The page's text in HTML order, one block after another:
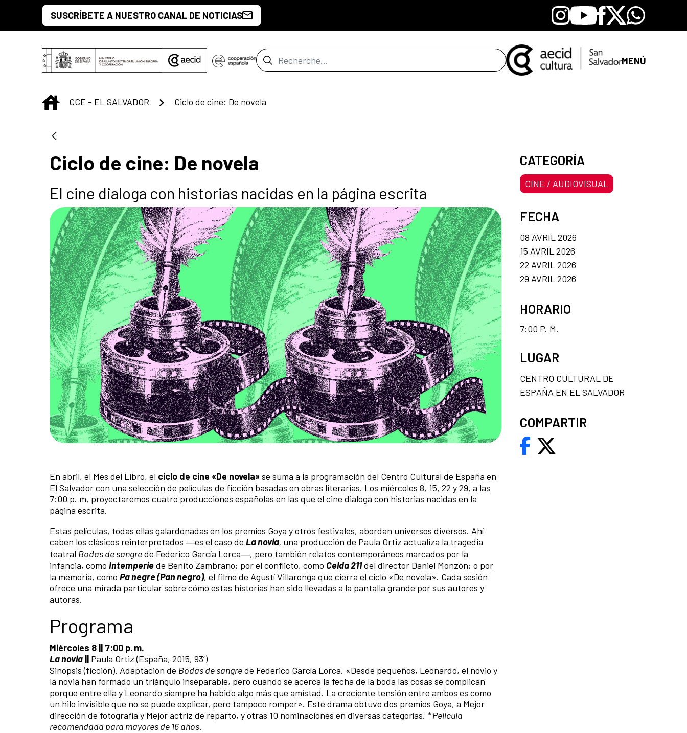
Saut au contenu principal
SUSCRÍBETE A NUESTRO CANAL DE NOTICIAS Instagram
YoutubeFacebook
X Whatsapp
Barre de recherche MENÚ
INICIO
CCE - EL SALVADOR Ciclo de cine: De novela
Ciclo de cine: De novela
El cine dialoga con historias nacidas en la página escrita
En abril, el Mes del Libro, el ciclo de cine «De novela»se suma a la programación del Centro Cultural de España en
El Salvador con una selección de películas de ficción basadas en obras literarias. Los miércoles 8, 15, 22 y 29, a las
7:00 p. m, proyectaremos cuatro producciones españolas en las que el cine dialoga con historias nacidas en la
página escrita.
Estas películas, todas ellas galardonadas en los premios Goya y otros festivales, abordan universos diversos. Ahí
caben los clásicos reinterpretados ―es el caso de La novia, una producción de Paula Ortiz actualiza la tragedia
teatral Bodas de sangrede Federico García Lorca―, pero también relatos contemporáneos marcados por la
infancia, como Intemperiede Benito Zambrano; por el conflicto, como Celda 211del director Daniel Monzón; o por
la memoria, como Pa negre (Pan negro), el filme de Agustí Villaronga que cierra el ciclo «De novela». Cada sesión
ofrece una mirada particular sobre cómo estas historias han sido llevadas a la pantalla grande por sus autores y
autoras.
Programa
Miércoles 8 || 7:00 p. m.
La novia || Paula Ortiz (España, 2015, 93’)
Sinopsis (ficción). Adaptación de Bodas de sangrede Federico García Lorca. «Desde pequeños, Leonardo, el novio y
la novia han formado un triángulo inseparable, pero cuando se acerca la fecha de la boda las cosas se complican
porque entre ella y Leonardo siempre ha habido algo más que amistad. La creciente tensión entre ambos es como
un hilo invisible que no se puede explicar, pero tampoco romper». Este drama obtuvo dos premios Goya, a Mejor
dirección de fotografía y Mejor actriz de reparto, y otras 10 nominaciones en diversas categorías. * Película
recomendada para mayores de 16 años.
CATEGORÍA
CINE / AUDIOVISUAL
FECHA
08 AVRIL 2026
15 AVRIL 2026
22 AVRIL 2026
29 AVRIL 2026
HORARIO
7:00 P. M.
LUGAR
CENTRO CULTURAL DE
ESPAÑA EN EL SALVADOR
COMPARTIR